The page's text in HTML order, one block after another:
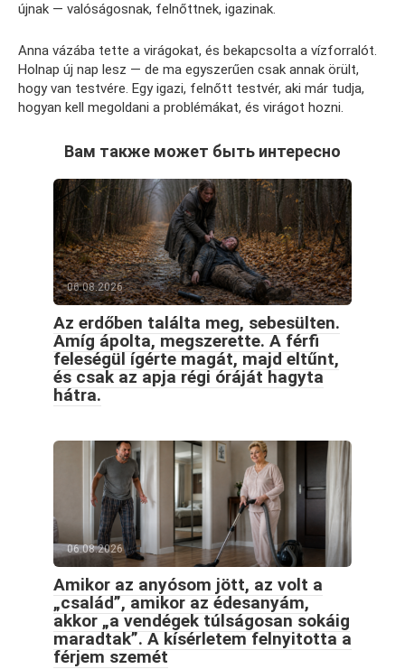
újnak — valóságosnak, felnőttnek, igazinak.
Anna vázába tette a virágokat, és bekapcsolta a vízforralót.
Holnap új nap lesz — de ma egyszerűen csak annak örült,
hogy van testvére. Egy igazi, felnőtt testvér, aki már tudja,
hogyan kell megoldani a problémákat, és virágot hozni.
Вам также может быть интересно
06.08.2026
Az erdőben találta meg, sebesülten.
Amíg ápolta, megszerette. A férfi
feleségül ígérte magát, majd eltűnt,
és csak az apja régi óráját hagyta
hátra.
06.08.2026
Amikor az anyósom jött, az volt a
„család”, amikor az édesanyám,
akkor „a vendégek túlságosan sokáig
maradtak”. A kísérletem felnyitotta a
férjem szemét